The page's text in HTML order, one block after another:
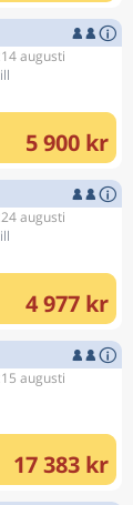
14 augusti
5 900 kr
24 augusti
4 977 kr
15 augusti
17 383 kr